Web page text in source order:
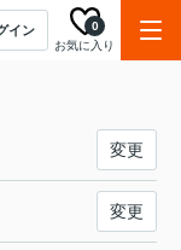
イン
お気に入り
0
変更
変更